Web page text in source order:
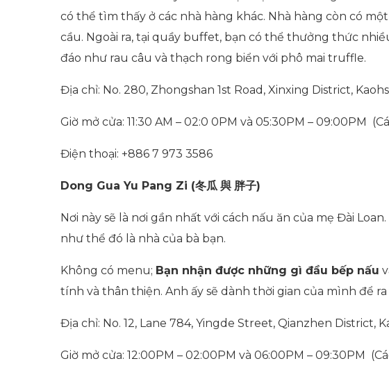
có thể tìm thấy ở các nhà hàng khác. Nhà hàng còn có
cầu. Ngoài ra, tại quầy buffet, bạn có thể thưởng thức
đáo như rau câu và thạch rong biển với phô mai truffle.
Địa chỉ: No. 280, Zhongshan 1st Road, Xinxing District,
Giờ mở cửa: 11:30 AM – 02:0 0PM và 05:30PM – 09:00PM
Điện thoại: +886 7 973 3586
Dong Gua Yu Pang Zi (冬瓜 與 胖子)
Nơi này sẽ là nơi gần nhất với cách nấu ăn của mẹ Đài
như thể đó là nhà của bà bạn.
Không có menu; Bạn nhận được những gì đầu bếp nấu
tính và thân thiện. Anh ấy sẽ dành thời gian của mình để
Địa chỉ: No. 12, Lane 784, Yingde Street, Qianzhen District,
Giờ mở cửa: 12:00PM – 02:00PM và 06:00PM – 09:30PM